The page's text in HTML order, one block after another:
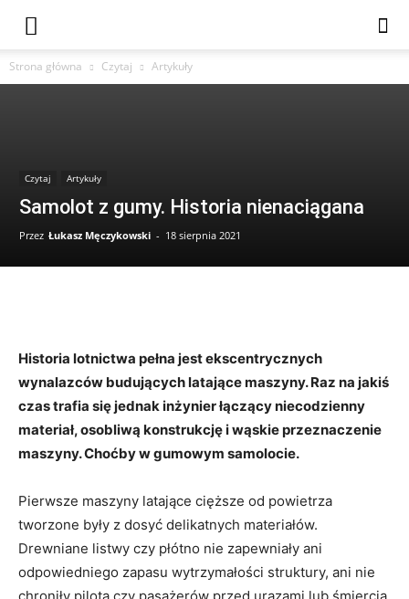
Strona główna Czytaj Artykuły
Czytaj Artykuły
Samolot z gumy. Historia nienaciągana
Przez Łukasz Męczykowski - 18 sierpnia 2021
Historia lotnictwa pełna jest ekscentrycznych
wynalazców budujących latające maszyny. Raz na jakiś
czas trafia się jednak inżynier łączący niecodzienny
materiał, osobliwą konstrukcję i wąskie przeznaczenie
maszyny. Choćby w gumowym samolocie.
Pierwsze maszyny latające cięższe od powietrza
tworzone były z dosyć delikatnych materiałów.
Drewniane listwy czy płótno nie zapewniały ani
odpowiedniego zapasu wytrzymałości struktury, ani nie